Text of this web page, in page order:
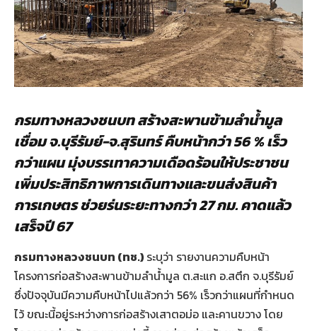
กรมทางหลวงชนบท สร้างสะพานข้ามลำน้ำมูล
เชื่อม จ.บุรีรัมย์-จ.สุรินทร์ คืบหน้ากว่า 56 % เร็ว
กว่าแผน มุ่งบรรเทาความเดือดร้อนให้ประชาชน
เพิ่มประสิทธิภาพการเดินทางและขนส่งสินค้า
การเกษตร ช่วยร่นระยะทางกว่า 27 กม. คาดแล้ว
เสร็จปี 67
กรมทางหลวงชนบท (ทช.) ระบุว่า รายงานความคืบหน้า
โครงการก่อสร้างสะพานข้ามลำน้ำมูล ต.สะแก อ.สตึก จ.บุรีรัมย์
ซึ่งปัจจุบันมีความคืบหน้าไปแล้วกว่า 56% เร็วกว่าแผนที่กำหนด
ไว้ ขณะนี้อยู่ระหว่างการก่อสร้างเสาตอม่อ และคานขวาง โดย